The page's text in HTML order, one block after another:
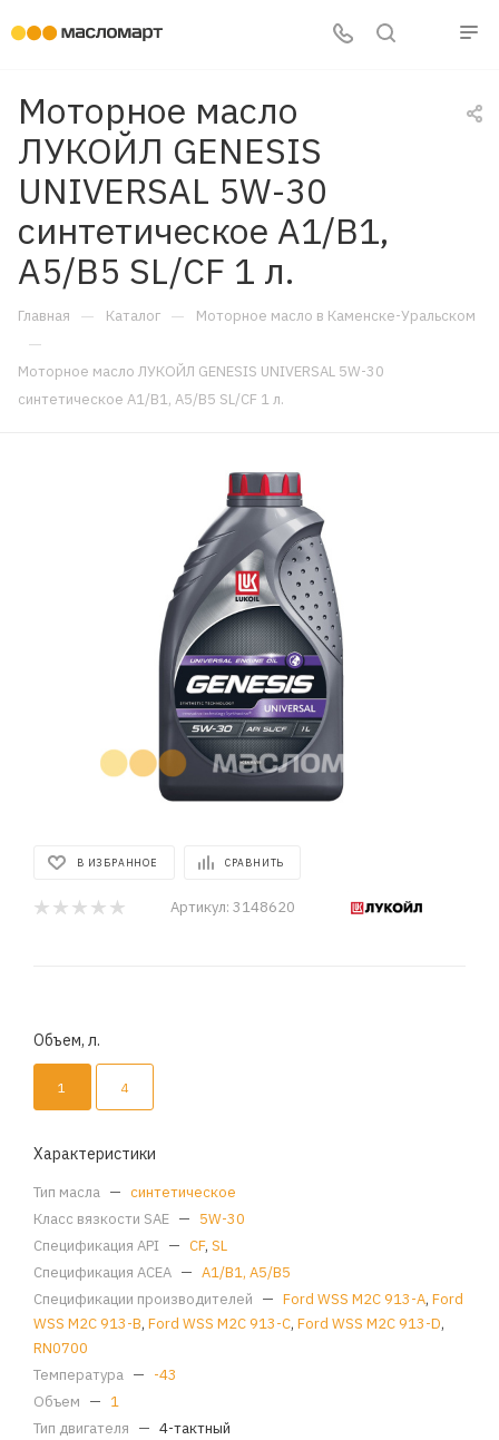
Моторное масло
ЛУКОЙЛ GENESIS
UNIVERSAL 5W-30
синтетическое A1/B1,
A5/B5 SL/CF 1 л.
Главная — Каталог — Моторное масло в Каменске-Уральском
—
Моторное масло ЛУКОЙЛ GENESIS UNIVERSAL 5W-30
синтетическое A1/B1, A5/B5 SL/CF 1 л.
В ИЗБРАННОЕ СРАВНИТЬ
Артикул: 3148620
Объем, л.
1 4
Характеристики
Тип масла — синтетическое
Класс вязкости SAE — 5W-30
Спецификация API — CF, SL
Спецификация ACEA — A1/B1, A5/B5
Спецификации производителей — Ford WSS M2C 913-A, Ford
WSS M2C 913-B, Ford WSS M2C 913-C, Ford WSS M2C 913-D,
RN0700
Температура — -43
Объем — 1
Тип двигателя — 4-тактный